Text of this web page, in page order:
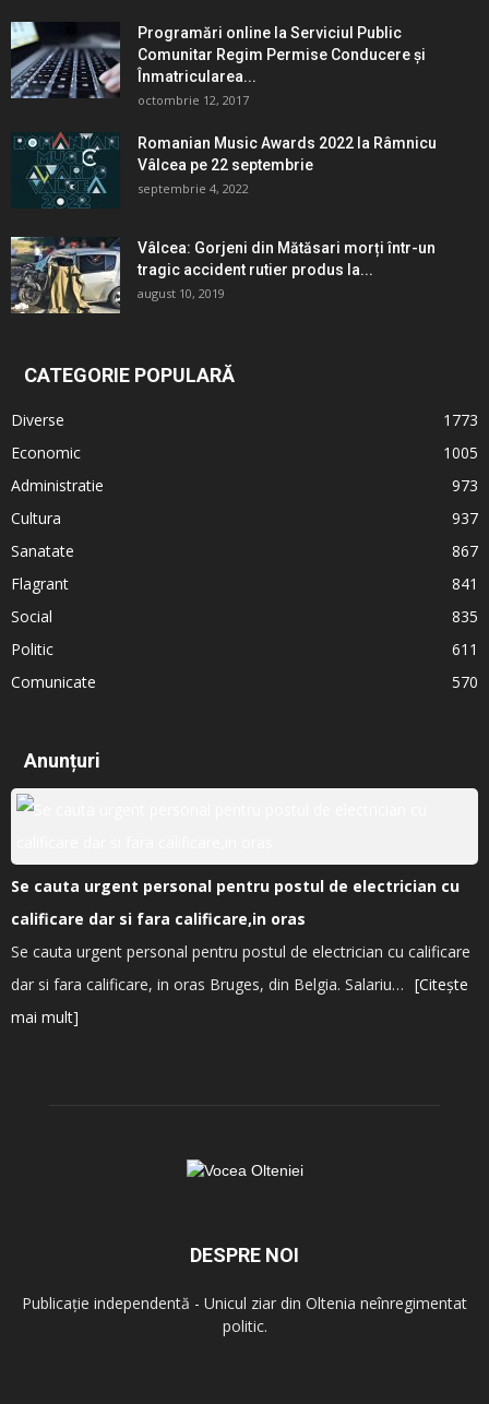
Programări online la Serviciul Public
Comunitar Regim Permise Conducere şi
Înmatricularea...
octombrie 12, 2017
Romanian Music Awards 2022 la Râmnicu
Vâlcea pe 22 septembrie
septembrie 4, 2022
Vâlcea: Gorjeni din Mătăsari morți într-un
tragic accident rutier produs la...
august 10, 2019
CATEGORIE POPULARĂ
Diverse
1773
Economic
1005
Administratie
973
Cultura
937
Sanatate
867
Flagrant
841
Social
835
Politic
611
Comunicate
570
Anunțuri
Se cauta urgent personal pentru postul de electrician cu
calificare dar si fara calificare,in oras
Se cauta urgent personal pentru postul de electrician cu calificare
dar si fara calificare, in oras Bruges, din Belgia. Salariu… [Citește
mai mult]
DESPRE NOI
Publicație independentă - Unicul ziar din Oltenia neînregimentat
politic.